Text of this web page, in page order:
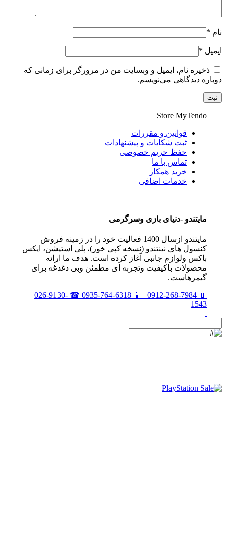
نام *
ایمیل *
ذخیره نام، ایمیل و وبسایت من در مرورگر برای زمانی که
دوباره دیدگاهی می‌نویسم.
Store MyTendo
قوانین و مقررات
ثبت شکایات و پیشنهادات
حفظ حریم خصوصی
تماس با ما
خرید همکار
خدمات اضافی
مايتندو -دنياى بازى وسرگرمى
مايتندو ازسال 1400 فعاليت خود را در زمينه فروش
كنسول هاى نينتندو (نسخه كپى خور)، پلى استيشن، ايكس
باكس ولوازم جانبى آغاز كرده است. هدف ما ارائه
محصولات باكيفيت وتجربه اى مطمئن وبى دغدغه براى
گيمرهاست.
📱
0912-268-7984
📱
0935-764-6318
☎
026-9130-
1543